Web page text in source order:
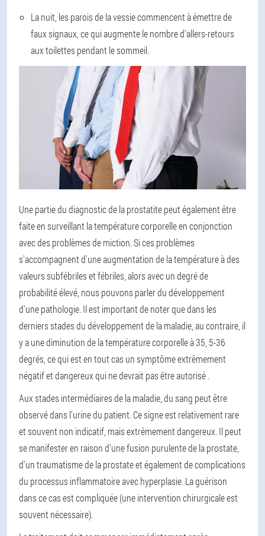
La nuit, les parois de la vessie commencent à émettre de
faux signaux, ce qui augmente le nombre d'allers-retours
aux toilettes pendant le sommeil.
Une partie du diagnostic de la prostatite peut également être
faite en surveillant la température corporelle en conjonction
avec des problèmes de miction. Si ces problèmes
s'accompagnent d'une augmentation de la température à des
valeurs subfébriles et fébriles, alors avec un degré de
probabilité élevé, nous pouvons parler du développement
d'une pathologie. Il est important de noter que dans les
derniers stades du développement de la maladie, au contraire, il
y a une diminution de la température corporelle à 35, 5-36
degrés, ce qui est en tout cas un symptôme extrêmement
négatif et dangereux qui ne devrait pas être autorisé .
Aux stades intermédiaires de la maladie, du sang peut être
observé dans l'urine du patient. Ce signe est relativement rare
et souvent non indicatif, mais extrêmement dangereux. Il peut
se manifester en raison d'une fusion purulente de la prostate,
d'un traumatisme de la prostate et également de complications
du processus inflammatoire avec hyperplasie. La guérison
dans ce cas est compliquée (une intervention chirurgicale est
souvent nécessaire).